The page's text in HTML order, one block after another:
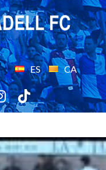
ES CA